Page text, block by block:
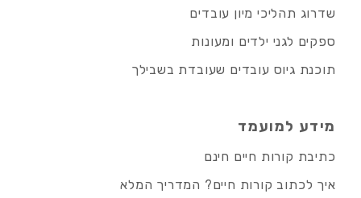
שדרוג תהליכי מיון עובדים
ספקים לגני ילדים ומעונות
תוכנת גיוס עובדים שעובדת בשבילך
מידע למועמד
כתיבת קורות חיים חינם
איך לכתוב קורות חיים? המדריך המלא